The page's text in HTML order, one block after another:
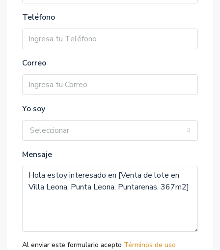
Teléfono
Correo
Yo soy
Seleccionar
Mensaje
Al enviar este formulario acepto Términos de uso